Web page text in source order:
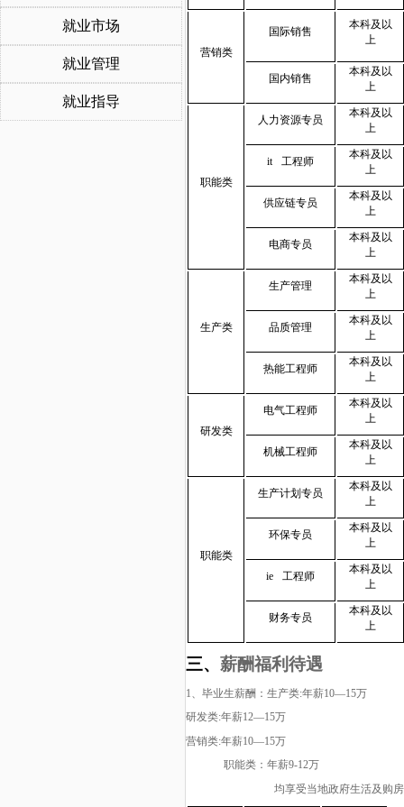
就业市场
就业管理
就业指导
营销类
国际销售
本科及以
上
国内销售
本科及以
上
职能类
人力资源专员
本科及以
上
it 工程师
本科及以
上
供应链专员
本科及以
上
电商专员
本科及以
上
生产类
生产管理
本科及以
上
品质管理
本科及以
上
热能工程师
本科及以
上
研发类
电气工程师
本科及以
上
机械工程师
本科及以
上
职能类
生产计划专员
本科及以
上
环保专员
本科及以
上
ie 工程师
本科及以
上
财务专员
本科及以
上
三、 薪酬福利待遇
1
、毕业生薪酬：生产类:年薪10—15万
研发类:年薪12—15万
营销类:年薪10—15万
职能类：年薪9-12万
均享受当地政府生活及购